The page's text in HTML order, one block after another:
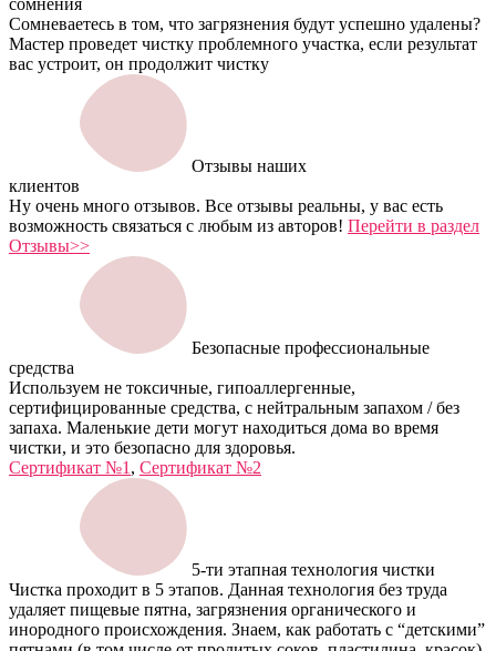
Сомневаетесь в том, что загрязнения будут успешно удалены?
Мастер проведет чистку проблемного участка, если результат
вас устроит, он продолжит чистку
Отзывы наших
клиентов
Ну очень много отзывов. Все отзывы реальны, у вас есть
возможность связаться с любым из авторов! Перейти в раздел
Отзывы>>
Безопасные профессиональные
средства
Используем не токсичные, гипоаллергенные,
сертифицированные средства, с нейтральным запахом / без
запаха. Маленькие дети могут находиться дома во время
чистки, и это безопасно для здоровья.
Сертификат №1 , Сертификат №2
5-ти этапная технология чистки
Чистка проходит в 5 этапов. Данная технология без труда
удаляет пищевые пятна, загрязнения органического и
инородного происхождения. Знаем, как работать с “детскими”